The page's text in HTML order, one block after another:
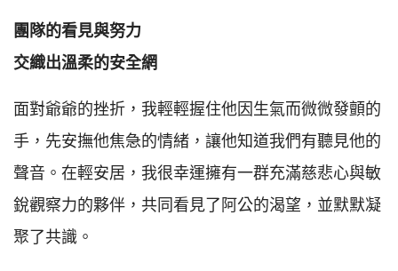
團隊的看見與努力
交織出溫柔的安全網
面對爺爺的挫折，我輕輕握住他因生氣而微微發顫的
手，先安撫他焦急的情緒，讓他知道我們有聽見他的
聲音。在輕安居，我很幸運擁有一群充滿慈悲心與敏
銳觀察力的夥伴，共同看見了阿公的渴望，並默默凝
聚了共識。